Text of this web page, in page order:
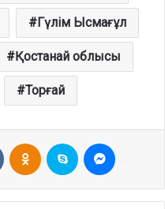
Гүлім Ысмағұл
Қостанай облысы
Торғай
VKontakteOdnoklassniki
Skype